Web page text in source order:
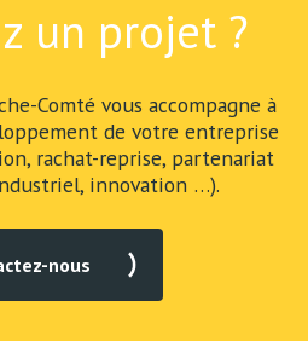
un projet ?
Comté vous accompagne à
de votre entreprise
rachat-reprise, partenariat
innovation …).
nous